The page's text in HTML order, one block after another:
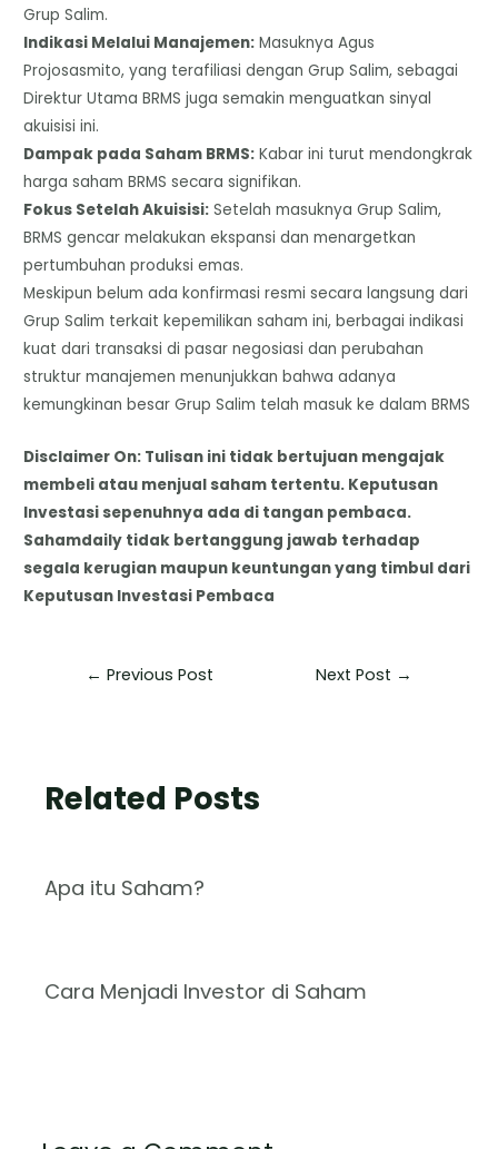
Grup Salim.
​Indikasi Melalui Manajemen: Masuknya Agus
Projosasmito, yang terafiliasi dengan Grup Salim, sebagai
Direktur Utama BRMS juga semakin menguatkan sinyal
akuisisi ini.
​Dampak pada Saham BRMS: Kabar ini turut mendongkrak
harga saham BRMS secara signifikan.
​Fokus Setelah Akuisisi: Setelah masuknya Grup Salim,
BRMS gencar melakukan ekspansi dan menargetkan
pertumbuhan produksi emas.
​Meskipun belum ada konfirmasi resmi secara langsung dari
Grup Salim terkait kepemilikan saham ini, berbagai indikasi
kuat dari transaksi di pasar negosiasi dan perubahan
struktur manajemen menunjukkan bahwa adanya
kemungkinan besar Grup Salim telah masuk ke dalam BRMS
Disclaimer On: Tulisan ini tidak bertujuan mengajak
membeli atau menjual saham tertentu. Keputusan
Investasi sepenuhnya ada di tangan pembaca.
Sahamdaily tidak bertanggung jawab terhadap
segala kerugian maupun keuntungan yang timbul dari
Keputusan Investasi Pembaca
← Previous Post Next Post →
Related Posts
Apa itu Saham?
Cara Menjadi Investor di Saham